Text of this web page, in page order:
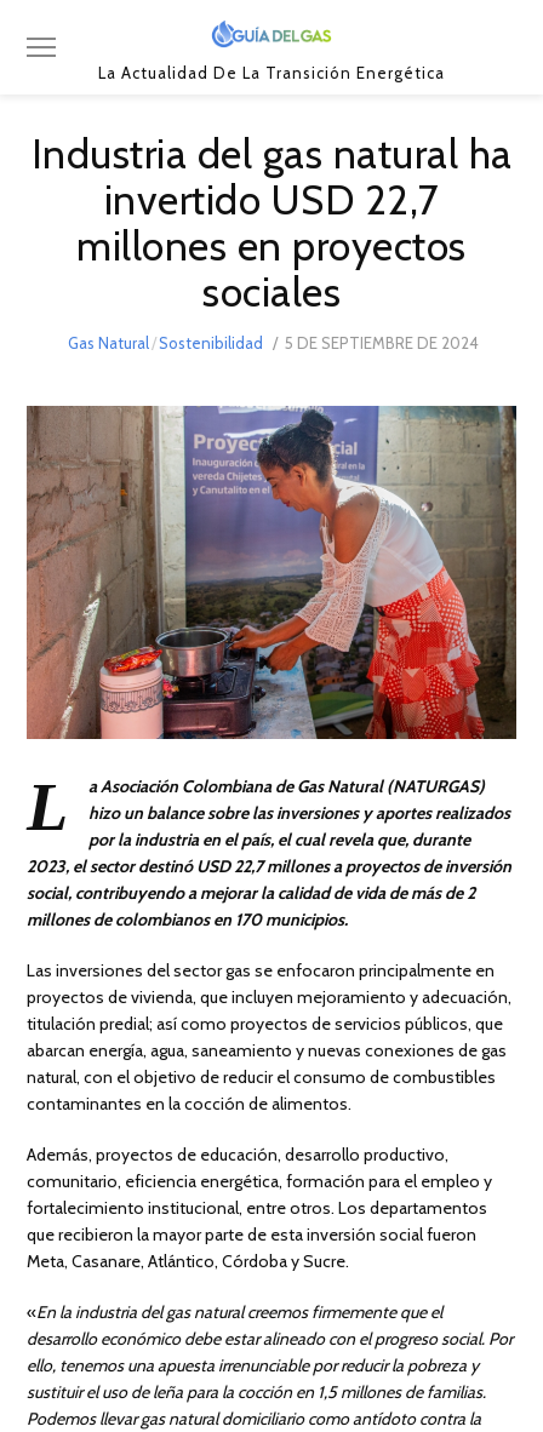
La Actualidad De La Transición Energética
Industria del gas natural ha
invertido USD 22,7
millones en proyectos
sociales
Gas Natural /Sostenibilidad
POSTED
5 DE SEPTIEMBRE DE 20247
DE
2024
L
a Asociación Colombiana de Gas Natural (NATURGAS)
hizo un balance sobre las inversiones y aportes realizados
por la industria en el país, el cual revela que, durante
2023, el sector destinó USD 22,7 millones a proyectos de inversión
social, contribuyendo a mejorar la calidad de vida de más de 2
millones de colombianos en 170 municipios.
Las inversiones del sector gas se enfocaron principalmente en
proyectos de vivienda, que incluyen mejoramiento y adecuación,
titulación predial; así como proyectos de servicios públicos, que
abarcan energía, agua, saneamiento y nuevas conexiones de gas
natural, con el objetivo de reducir el consumo de combustibles
contaminantes en la cocción de alimentos.
Además, proyectos de educación, desarrollo productivo,
comunitario, eficiencia energética, formación para el empleo y
fortalecimiento institucional, entre otros. Los departamentos
que recibieron la mayor parte de esta inversión social fueron
Meta, Casanare, Atlántico, Córdoba y Sucre.
«En la industria del gas natural creemos firmemente que el
desarrollo económico debe estar alineado con el progreso social. Por
ello, tenemos una apuesta irrenunciable por reducir la pobreza y
sustituir el uso de leña para la cocción en 1,5 millones de familias.
Podemos llevar gas natural domiciliario como antídoto contra la